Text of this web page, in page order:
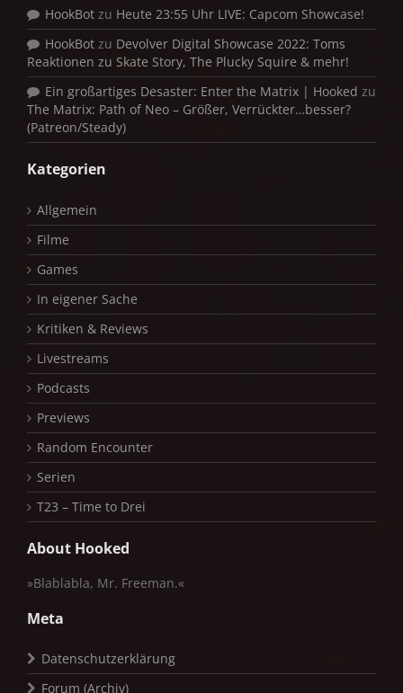
HookBot zu Heute 23:55 Uhr LIVE: Capcom Showcase!
HookBot zu Devolver Digital Showcase 2022: Toms
Reaktionen zu Skate Story, The Plucky Squire & mehr!
Ein großartiges Desaster: Enter the Matrix | Hooked zu
The Matrix: Path of Neo – Größer, Verrückter…besser?
(Patreon/Steady)
Kategorien
Allgemein
Filme
Games
In eigener Sache
Kritiken & Reviews
Livestreams
Podcasts
Previews
Random Encounter
Serien
T23 – Time to Drei
About Hooked
»Blablabla, Mr. Freeman.«
Meta
Datenschutzerklärung
Forum (Archiv)